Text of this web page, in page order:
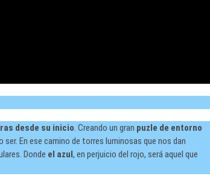
desde su inicio. Creando un gran puzle de entorno
En ese camino de torres luminosas que nos dan
Donde el azul, en perjuicio del rojo, será aquel que